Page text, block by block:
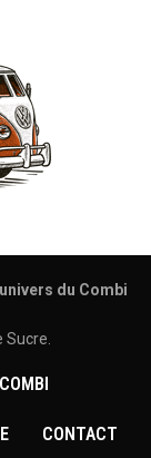
du Combi
Sucre
CONTACT